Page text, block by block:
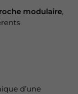
modulaire,
d’une